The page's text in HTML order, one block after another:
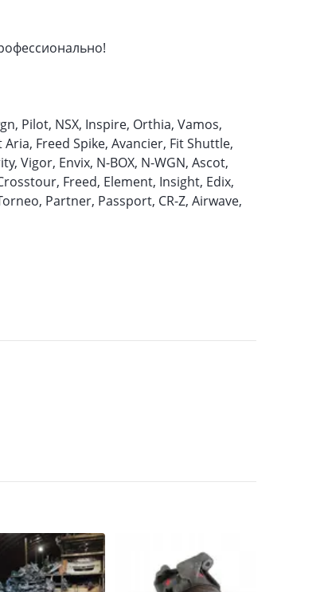
Pilot, NSX, Inspire, Orthia, Vamos,
Aria, Freed Spike, Avancier, Fit Shuttle,
Vigor, Envix, N-BOX, N-WGN, Ascot,
Freed, Element, Insight, Edix,
Partner, Passport, CR-Z, Airwave,